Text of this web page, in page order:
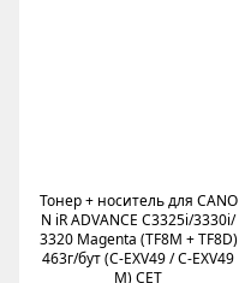
Тонер + носитель для CANO
N iR ADVANCE C3325i/3330i/
3320 Magenta (TF8M + TF8D)
463г/бут (C-EXV49 / C-EXV49
M) CET